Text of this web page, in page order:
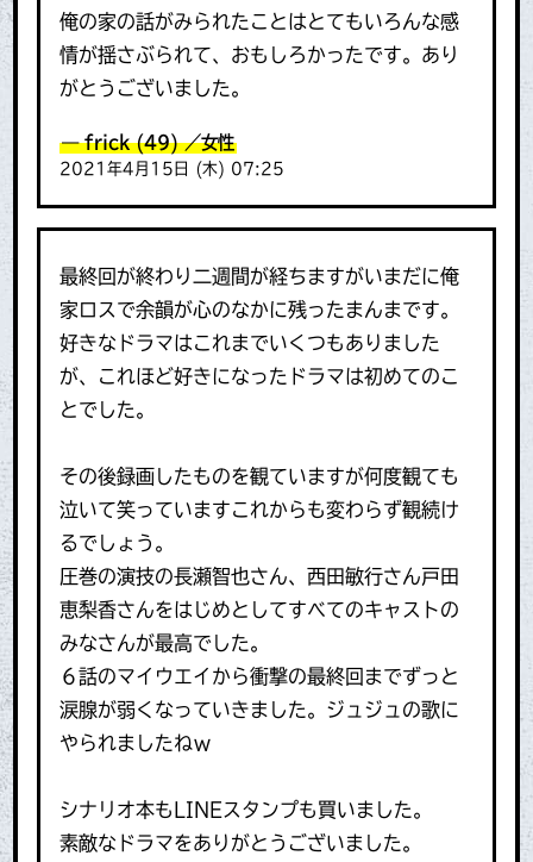
俺の家の話がみられたことはとてもいろんな感
情が揺さぶられて、おもしろかったです。あり
がとうございました。
frick(49)／女性
2021年4月15日 (木) 07:25
最終回が終わり二週間が経ちますがいまだに俺
家ロスで余韻が心のなかに残ったまんまです。
好きなドラマはこれまでいくつもありました
が、これほど好きになったドラマは初めてのこ
とでした。
その後録画したものを観ていますが何度観ても
泣いて笑っていますこれからも変わらず観続け
るでしょう。
圧巻の演技の長瀬智也さん、西田敏行さん戸田
恵梨香さんをはじめとしてすべてのキャストの
みなさんが最高でした。
６話のマイウエイから衝撃の最終回までずっと
涙腺が弱くなっていきました。ジュジュの歌に
やられましたねｗ
シナリオ本もLINEスタンプも買いました。
素敵なドラマをありがとうございました。